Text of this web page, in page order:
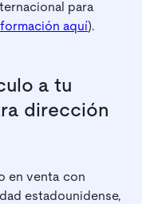
para
aquí).
a tu
dirección
en venta con
estadounidense,